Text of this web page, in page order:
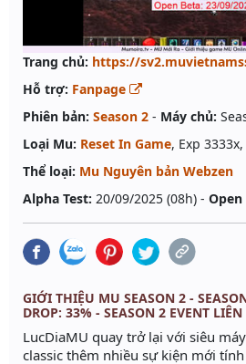
Trang chủ: https://
Hỗ trợ: Fanpage
Phiên bản: Season 2 - Máy chủ:
Loại Mu: Reset In Game, Exp
Thể loại: Mu Nguyên bản Webzen
Alpha Test: 20/09/2025 (08h) - Open
GIỚI THIỆU MU SEASON 2 -
DROP: 33% - SEASON 2 EVENT
LucDiaMU quay trở lại với siêu
classic thêm nhiều sự kiện mới